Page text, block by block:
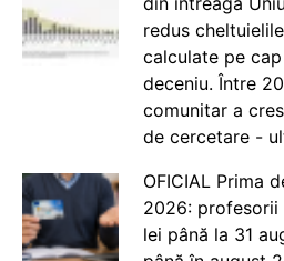
redus
calculate pe
deceniu. Între
comunitar a
de cercetare -
OFICIAL Prima
2026: profesorii
lei până la 31